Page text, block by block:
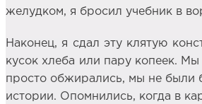
желудком, я бросил учебник в
Наконец, я сдал эту клятую
кусок хлеба или пару копеек.
просто обжирались, мы не были
истории. Опомнились, когда в